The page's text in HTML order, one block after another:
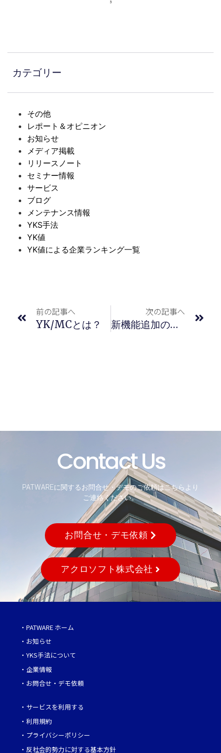
カテゴリー
その他
レポート＆オピニオン
お知らせ
メディア掲載
リリースノート
セミナー情報
サービス
ブログ
メンテナンス情報
YKS手法
YK値
YK値による企業ランキング一覧
前の記事へ
YK/MCとは？
次の記事へ
新機能追加のご案内（2023年5月17日リリース）
Contact Us
PATWAREに関するお問合せ・デモのご依頼はこちらより
ご連絡ください。
お問合せ・デモ依頼
アクロソフト株式会社
・ PATWARE ホーム
・ お知らせ
・ YKS手法について
・ 企業情報
・ お問合せ・デモ依頼
・ サービスを利用する
・ 利用規約
・ プライバシーポリシー
・ 反社会的勢力に対する基本方針